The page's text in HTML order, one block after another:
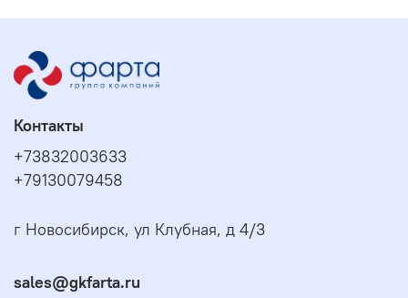
Контакты
+73832003633
+79130079458
г Новосибирск, ул Клубная, д 4/3
sales@gkfarta.ru